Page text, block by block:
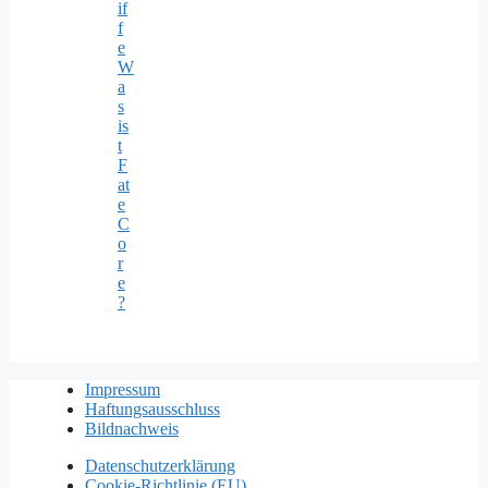
© 2026 Seiner Majestät Ætherschiff
GeneratePress